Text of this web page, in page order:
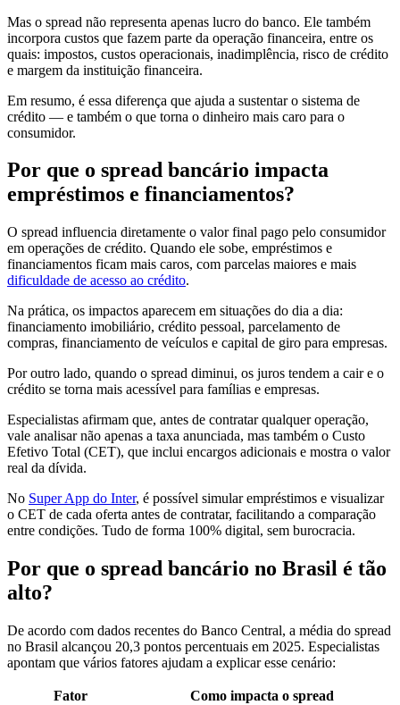
Mas o spread não representa apenas lucro do banco. Ele também
incorpora custos que fazem parte da operação financeira, entre os
quais: impostos, custos operacionais, inadimplência, risco de crédito
e margem da instituição financeira.
Em resumo, é essa diferença que ajuda a sustentar o sistema de
crédito — e também o que torna o dinheiro mais caro para o
consumidor.
Por que o spread bancário impacta
empréstimos e financiamentos?
O spread influencia diretamente o valor final pago pelo consumidor
em operações de crédito. Quando ele sobe, empréstimos e
financiamentos ficam mais caros, com parcelas maiores e mais
dificuldade de acesso ao crédito.
Na prática, os impactos aparecem em situações do dia a dia:
financiamento imobiliário, crédito pessoal, parcelamento de
compras, financiamento de veículos e capital de giro para empresas.
Por outro lado, quando o spread diminui, os juros tendem a cair e o
crédito se torna mais acessível para famílias e empresas.
Especialistas afirmam que, antes de contratar qualquer operação,
vale analisar não apenas a taxa anunciada, mas também o Custo
Efetivo Total (CET), que inclui encargos adicionais e mostra o valor
real da dívida.
No Super App do Inter, é possível simular empréstimos e visualizar
o CET de cada oferta antes de contratar, facilitando a comparação
entre condições. Tudo de forma 100% digital, sem burocracia.
Por que o spread bancário no Brasil é tão
alto?
De acordo com dados recentes do Banco Central, a média do spread
no Brasil alcançou 20,3 pontos percentuais em 2025. Especialistas
apontam que vários fatores ajudam a explicar esse cenário:
Fator Como impacta o spread